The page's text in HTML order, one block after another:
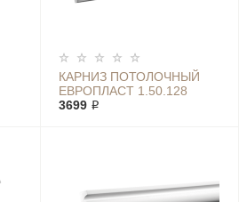
КАРНИЗ ПОТОЛОЧНЫЙ
ЕВРОПЛАСТ 1.50.128
3699 ₽